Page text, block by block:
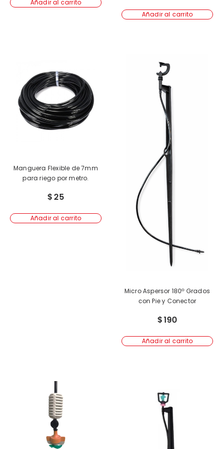
Añadir al carrito
Añadir al carrito
Manguera Flexible de 7mm
para riego por metro.
$25
Añadir al carrito
Micro Aspersor 180º Grados
con Pie y Conector
$190
Añadir al carrito